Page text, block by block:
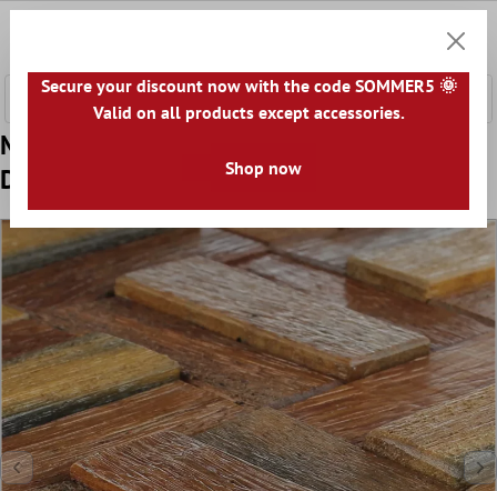
Model din Mozaic de Lemn Gresie Scânduri
De Navă Lăcuit
Secure your discount now with the code SOMMER5 🌞
Valid on all products except accessories.
Shop now